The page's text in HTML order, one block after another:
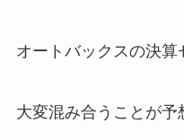
オートバックスの決算
大変混み合うことが予